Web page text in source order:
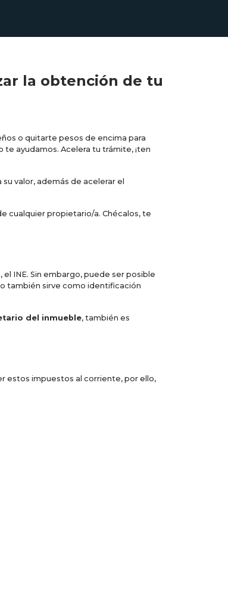
la obtención de tu
o quitarte pesos de encima para
ayudamos. Acelera tu trámite, ¡ten
valor, además de acelerar el
cualquier propietario/a. Chécalos, te
INE. Sin embargo, puede ser posible
también sirve como identificación
del inmueble, también es
estos impuestos al corriente, por ello,